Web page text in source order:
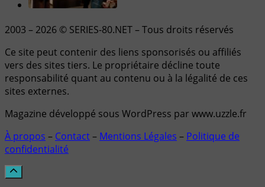
2003 – 2026 © SERIES-80.NET – Tous droits réservés
Ce site peut contenir des liens sponsorisés ou affiliés
vers des sites tiers. Le propriétaire décline toute
responsabilité quant au contenu ou à la légalité de ces
sites externes.
Magazine développé sous WordPress par www.uzzle.fr
À propos – Contact– Mentions Légales – Politique de
confidentialité